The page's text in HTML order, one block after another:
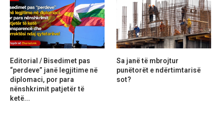
Editorial / Bisedimet pas
“perdeve” janë legjitime në
diplomaci, por para
nënshkrimit patjetër të
ketë...
Sa janë të mbrojtur
punëtorët e ndërtimtarisë
sot?